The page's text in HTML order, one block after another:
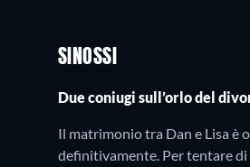
SINOSSI
Due coniugi sull’orlo del
Il matrimonio tra Dan e Lisa è
definitivamente. Per tentare di